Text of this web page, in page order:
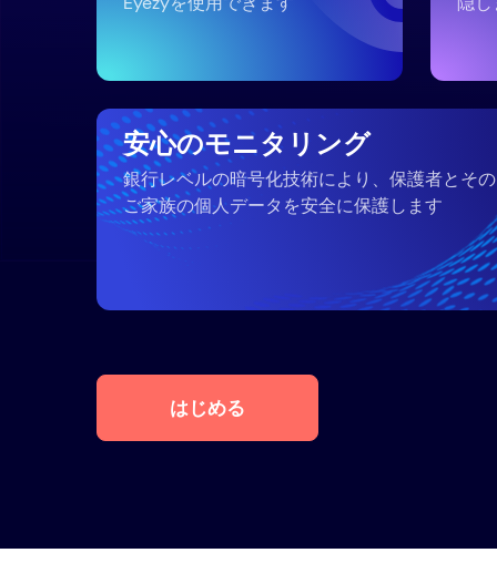
安心のモニタリング
銀行レベルの暗号化技術により、保護者とその
ご家族の個人データを安全に保護します
はじめる